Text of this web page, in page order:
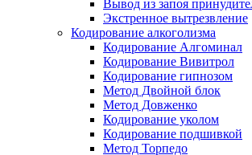
Вывод из запоя
Экстренное вытрезвление
Кодирование алкоголизма
Кодирование Алгоминал
Кодирование Вивитрол
Кодирование гипнозом
Метод Двойной блок
Метод Довженко
Кодирование уколом
Кодирование подшивкой
Метод Торпедо